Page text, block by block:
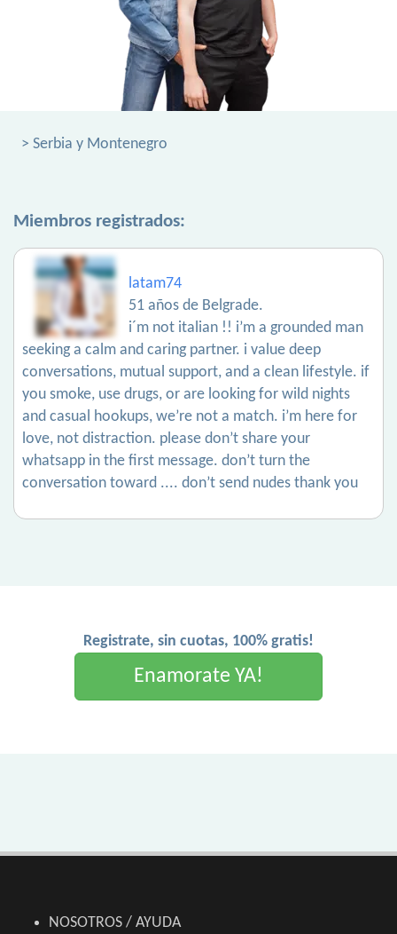
> Serbia y Montenegro
Miembros registrados:
latam74
51 años de Belgrade.
i´m not italian !! i’m a grounded man
seeking a calm and caring partner. i value deep
conversations, mutual support, and a clean lifestyle. if
you smoke, use drugs, or are looking for wild nights
and casual hookups, we’re not a match. i’m here for
love, not distraction. please don’t share your
whatsapp in the first message. don’t turn the
conversation toward .... don’t send nudes thank you
Registrate, sin cuotas, 100% gratis!
Enamorate YA!
NOSOTROS / AYUDA